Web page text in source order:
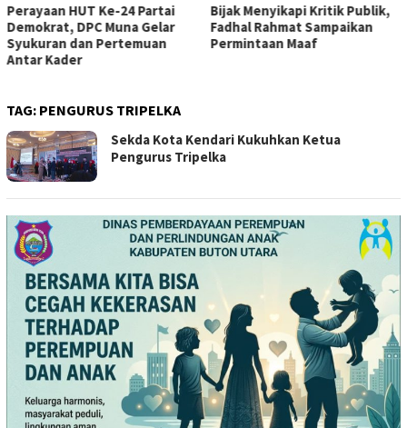
Perayaan HUT Ke-24 Partai
Demokrat, DPC Muna Gelar
Syukuran dan Pertemuan
Antar Kader
Bijak Menyikapi Kritik Publik,
Fadhal Rahmat Sampaikan
Permintaan Maaf
TAG: PENGURUS TRIPELKA
Sekda Kota Kendari Kukuhkan Ketua
Pengurus Tripelka